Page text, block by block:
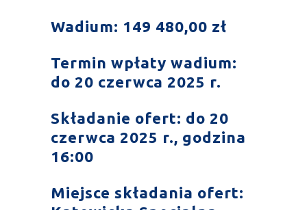
Wadium: 149 480,00 zł
Termin wpłaty wadium:
do 20 czerwca 2025 r.
Składanie ofert: do 20
czerwca 2025 r., godzina
16:00
Miejsce składania ofert: